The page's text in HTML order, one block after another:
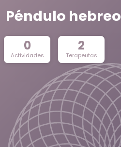
Péndulo hebreo
0
Actividades
2
Terapeutas